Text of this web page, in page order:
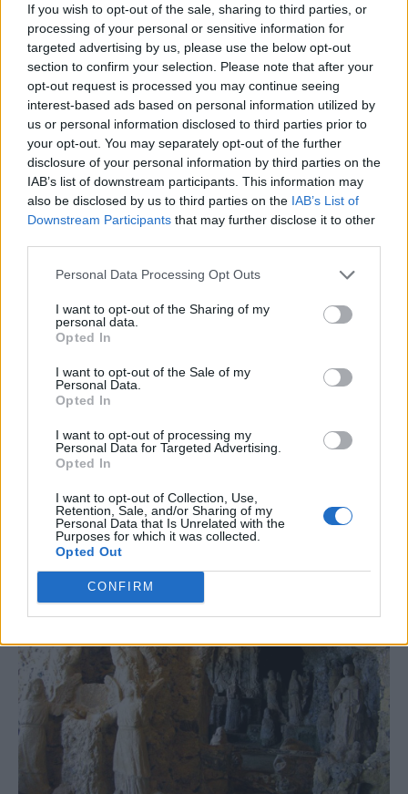
If you wish to opt-out of the sale, sharing to third parties, or
processing of your personal or sensitive information for
targeted advertising by us, please use the below opt-out
section to confirm your selection. Please note that after your
opt-out request is processed you may continue seeing
interest-based ads based on personal information utilized by
us or personal information disclosed to third parties prior to
your opt-out. You may separately opt-out of the further
disclosure of your personal information by third parties on the
IAB’s list of downstream participants. This information may
also be disclosed by us to third parties on the IAB’s List of
Downstream Participants that may further disclose it to other
Personal Data Processing Opt Outs
I want to opt-out of the Sharing of my
personal data.
Opted In
I want to opt-out of the Sale of my
Personal Data.
Opted In
I want to opt-out of processing my
Personal Data for Targeted Advertising.
Opted In
I want to opt-out of Collection, Use,
Retention, Sale, and/or Sharing of my
Personal Data that Is Unrelated with the
Purposes for which it was collected.
Opted Out
CONFIRM